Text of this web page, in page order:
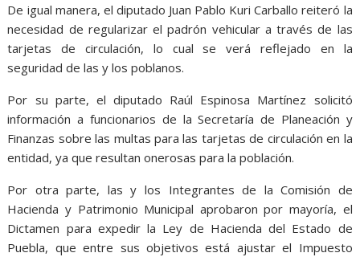
De igual manera, el diputado Juan Pablo Kuri Carballo reiteró la
necesidad de regularizar el padrón vehicular a través de las
tarjetas de circulación, lo cual se verá reflejado en la
seguridad de las y los poblanos.
Por su parte, el diputado Raúl Espinosa Martínez solicitó
información a funcionarios de la Secretaría de Planeación y
Finanzas sobre las multas para las tarjetas de circulación en la
entidad, ya que resultan onerosas para la población.
Por otra parte, las y los Integrantes de la Comisión de
Hacienda y Patrimonio Municipal aprobaron por mayoría, el
Dictamen para expedir la Ley de Hacienda del Estado de
Puebla, que entre sus objetivos está ajustar el Impuesto